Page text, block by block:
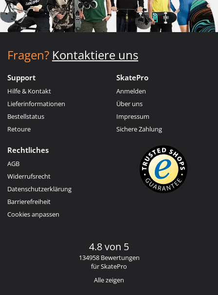
Fragen? Kontaktiere uns
Support
Hilfe & Kontakt
Lieferinformationen
Bestellstatus
Retoure
SkatePro
Anmelden
Über uns
Impressum
Sichere Zahlung
Rechtliches
AGB
Widerrufsrecht
Datenschutzerklärung
Barrierefreiheit
Cookies anpassen
4.8 von 5
134958 Bewertungen
für SkatePro
Alle zeigen